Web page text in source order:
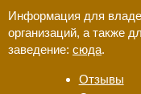
Информация для
организаций, а также
заведение: сюда.
Отзывы